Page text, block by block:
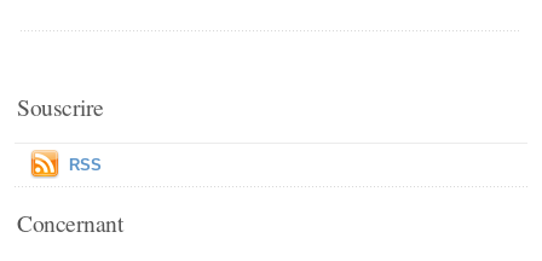
Souscrire
RSS
Concernant